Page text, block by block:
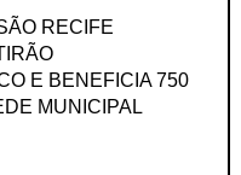
RECIFE
E BENEFICIA 750
MUNICIPAL